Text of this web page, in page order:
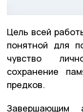
Цель всей
понятной для
чувство
сохранение
предков.
Завершающим